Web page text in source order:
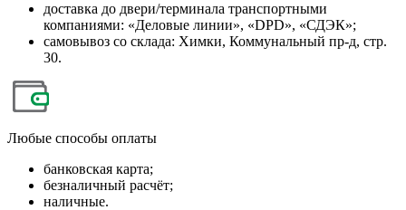
доставка до двери/терминала транспортными
компаниями: «Деловые линии», «DPD», «СДЭК»;
самовывоз со склада: Химки, Коммунальный пр-д, стр.
30.
Любые способы оплаты
банковская карта;
безналичный расчёт;
наличные.